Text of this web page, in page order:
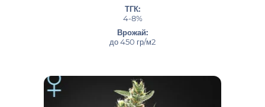
ТГК:
4-8%
Врожай:
до 450 гр/м2